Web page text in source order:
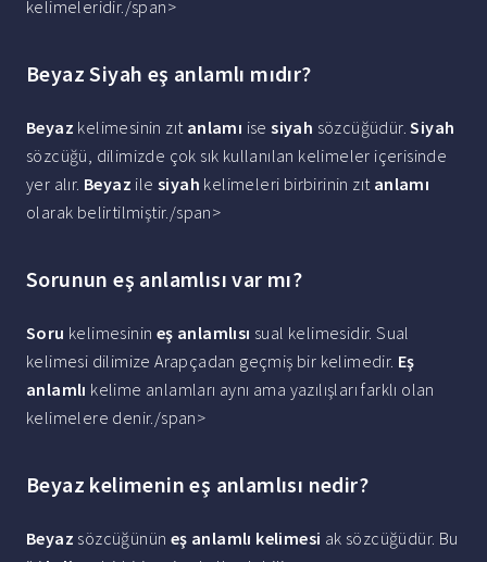
kelimeleridir./span>
Beyaz Siyah eş anlamlı mıdır?
Beyaz kelimesinin zıt anlamı isesiyah sözcüğüdür.Siyah
sözcüğü, dilimizde çok sık kullanılan kelimeler içerisinde
yer alır. Beyaz ilesiyah kelimeleri birbirinin zıt anlamı
olarak belirtilmiştir./span>
Sorunun eş anlamlısı var mı?
Soru kelimesinin eş anlamlısı sual kelimesidir. Sual
kelimesi dilimize Arapçadan geçmiş bir kelimedir. Eş
anlamlı kelime anlamları aynı ama yazılışları farklı olan
kelimelere denir./span>
Beyaz kelimenin eş anlamlısı nedir?
Beyaz sözcüğünün eş anlamlı kelimesi ak sözcüğüdür. Bu